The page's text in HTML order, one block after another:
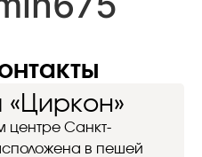
«Циркон»
центре Санкт-
в пешей